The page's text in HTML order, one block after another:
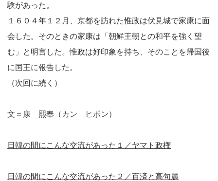
験があった。
１６０４年１２月、京都を訪れた惟政は伏見城で家康に面
会した。そのときの家康は「朝鮮王朝との和平を強く望
む」と明言した。惟政は好印象を持ち、そのことを帰国後
に国王に報告した。
（次回に続く）
文＝康 熙奉（カン ヒボン）
日韓の間にこんな交流があった１／ヤマト政権
日韓の間にこんな交流があった２／百済と高句麗